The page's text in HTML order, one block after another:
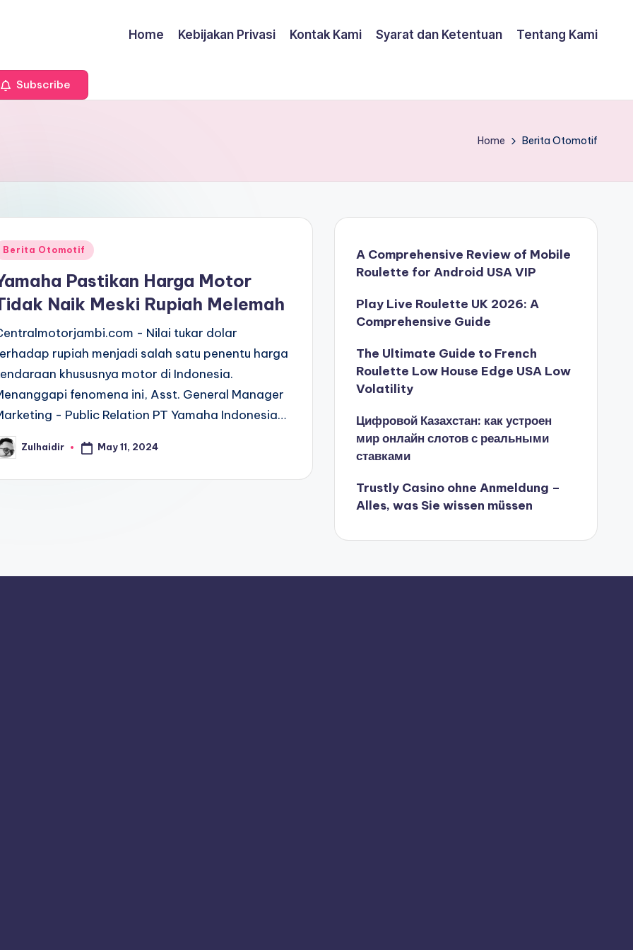
Home Kebijakan Privasi Kontak Kami Syarat dan Ketentuan Tentang Kami
Subscribe
Home Berita Otomotif
Berita Otomotif
Pastikan Harga Motor
Naik Meski Rupiah Melemah
- Nilai tukar dolar
rupiah menjadi salah satu penentu harga
khususnya motor di Indonesia.
fenomena ini, Asst. General Manager
- Public Relation PT Yamaha Indonesia…
Zulhaidir May 11, 2024
A Comprehensive Review of Mobile
Roulette for Android USA VIP
Play Live Roulette UK 2026: A
Comprehensive Guide
The Ultimate Guide to French
Roulette Low House Edge USA Low
Volatility
Цифровой Казахстан: как устроен
мир онлайн слотов с реальными
ставками
Trustly Casino ohne Anmeldung –
Alles, was Sie wissen müssen